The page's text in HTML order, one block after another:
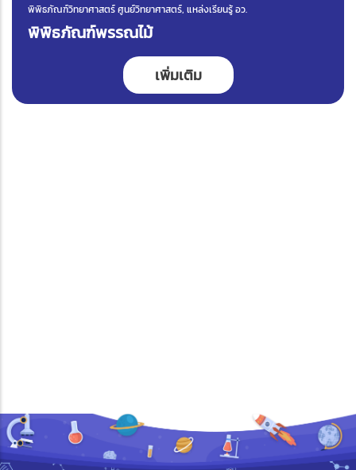
พิพิธภัณฑ์วิทยาศาสตร์ ศูนย์วิทยาศาสตร์, แหล่งเรียนรู้ อว.
พิพิธภัณฑ์พรรณไม้
เพิ่มเติม